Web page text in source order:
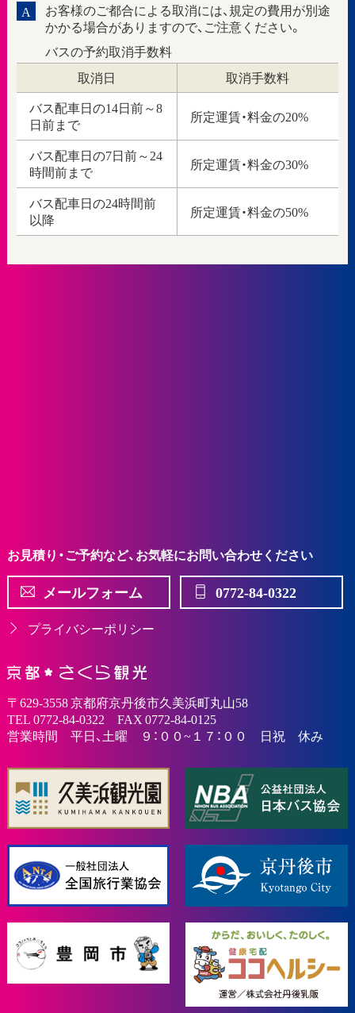
A
お客様のご都合による取消には、規定の費用が別途
かかる場合がありますので、ご注意ください。
バスの予約取消手数料
取消日
取消手数料
バス配車日の14日前～8
日前まで
所定運賃・料金の20%
バス配車日の7日前～24
時間前まで
所定運賃・料金の30%
バス配車日の24時間前
以降
所定運賃・料金の50%
〒629-3558 京都府京丹後市久美浜町丸山58
TEL 0772-84-0322 FAX 0772-84-0125
営業時間 平日、土曜 ９：００~１７：００ 日祝 休み
お見積り・ご予約など、お気軽にお問い合わせください
メールフォーム 0772-84-0322
プライバシーポリシー